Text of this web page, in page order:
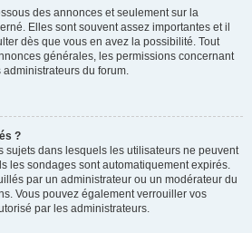
des annonces et seulement sur la
Elles sont souvent assez importantes et il
dès que vous en avez la possibilité. Tout
générales, les permissions concernant
administrateurs du forum.
?
sujets dans lesquels les utilisateurs ne peuvent
les sondages sont automatiquement expirés.
par un administrateur ou un modérateur du
Vous pouvez également verrouiller vos
par les administrateurs.